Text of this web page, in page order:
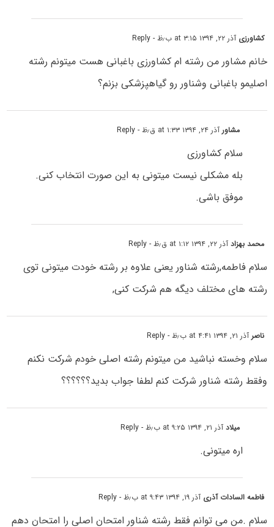
کشاورزی آذر ۲۲, ۱۳۹۴ at ۳:۱۵ ب٫ظ - Reply
خانم مشاور من رشته ام کشاورزی باغبانی هست میتونم رشته
اصلیمو باغبانی وشناور رو گیاهپزشکی بزنم؟
مشاورآذر ۲۴, ۱۳۹۴ at ۱:۳۳ ق٫ظ - Reply
سلام کشاورزی
بله مشکلی نیست میتونی به این صورت انتخاب کنی.
موفق باشی.
محمد بهزادآذر ۲۲, ۱۳۹۴ at ۱:۱۲ ق٫ظ - Reply
سلام فاطمه,رشته شناور یعنی علاوه بر رشته خودت میتونی توی
رشته های مختلف دیگه هم شرکت کنی,
ناصرآذر ۲۱, ۱۳۹۴ at ۴:۴۱ ب٫ظ - Reply
سلام وخسته نباشید من میتونم رشته اصلی خودم شرکت نکنم
وفقط رشته شناور شرکت کنم لطفا جواب بدید؟؟؟؟؟؟
میلادآذر ۲۱, ۱۳۹۴ at ۹:۲۵ ب٫ظ - Reply
اره میتونی.
فاطمه السادات آذری آذر ۱۹, ۱۳۹۴ at ۹:۴۳ ب٫ظ - Reply
سلام .من می توانم فقط رشته شناور امتحان اصلی را امتحان دهم